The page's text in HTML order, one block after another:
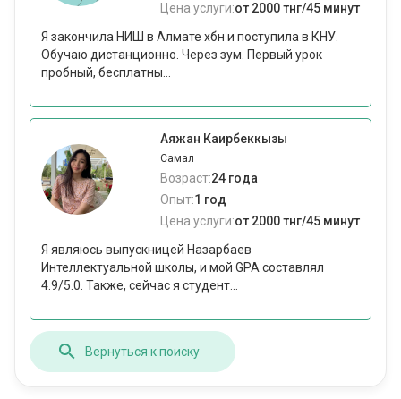
Цена услуги:от 2000 тнг/45 минут
Я закончила НИШ в Алмате хбн и поступила в КНУ.
Обучаю дистанционно. Через зум. Первый урок
пробный, бесплатны...
Аяжан Каирбеккызы
Самал
Возраст:24 года
Опыт:1 год
Цена услуги:от 2000 тнг/45 минут
Я являюсь выпускницей Назарбаев
Интеллектуальной школы, и мой GPA составлял
4.9/5.0. Также, сейчас я студент...
Вернуться к поиску